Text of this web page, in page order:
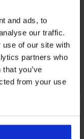
and ads, to
our traffic.
use of our site with
partners who
you’ve
from your use